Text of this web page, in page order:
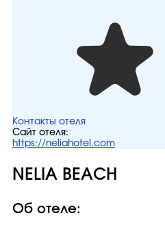
Контакты отеля
Сайт отеля:
https://neliahotel.com
NELIA BEACH
Об отеле: